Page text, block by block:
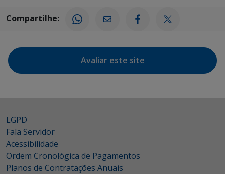
Compartilhe:
Avaliar este site
LGPD
Fala Servidor
Acessibilidade
Ordem Cronológica de Pagamentos
Planos de Contratações Anuais